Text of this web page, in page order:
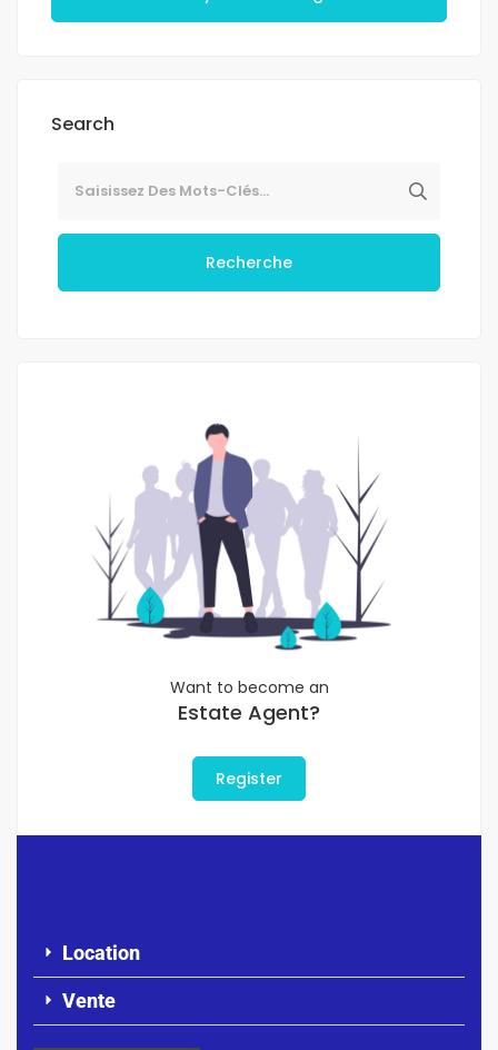
Search
Recherche
Want to become an
Estate Agent?
Register
Location
Vente